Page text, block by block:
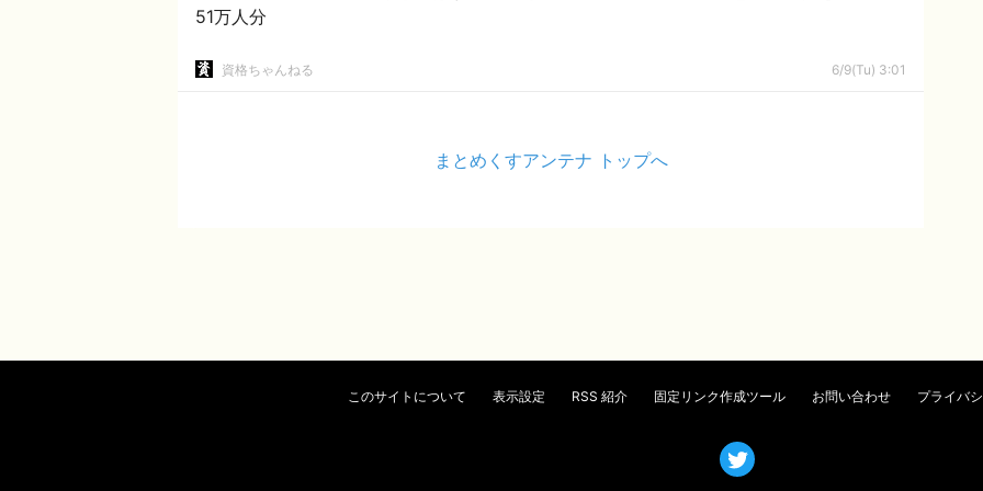
51万人分
資格ちゃんねる 6/9(Tu) 3:01
まとめくすアンテナ トップへ
このサイトについて 表示設定 RSS 紹介 固定リンク作成ツール お問い合わせ プライバ